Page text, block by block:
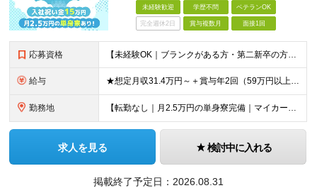
未経験歓迎 学歴不問 ベテランOK
完全週休2日 賞与複数月 面接1回
応募資格 【未経験OK｜ブランクがある方・第二新卒の方・正社員が初めての方も歓迎！】 ★応募資格を満たす方は面接確約！ ★20代・30代の若手スタッフも多数活躍中！ ◎58歳以下の方（長期のキャリア形成を図る
給与 ★想定月収31.4万円～＋賞与年2回（59万円以上） ★入社お祝い金15万円支給 ★水道+光熱費無料の家賃がリーズナブルな社員寮(単身寮)あり！ ★住宅手当&家族手当あり 月給24万5000円以上(
勤務地 【転勤なし｜月2.5万円の単身寮完備｜マイカー・バイク通勤OK】 成田空港または空港関連施設での勤務となります。 お住まいや希望を考慮し、千葉市美浜区・四街道市への配属となる場合もあります。 【本社
求人を見る 検討中に入れる
掲載終了予定日： 2026.08.31